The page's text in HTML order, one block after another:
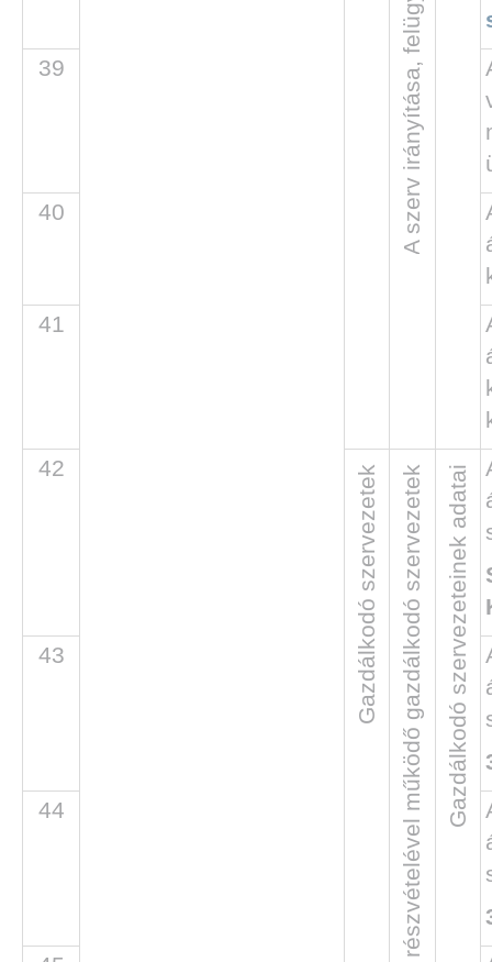
39
40
41
42
Gazdálkodó szervezetek Gazdálkodó szervezeteinek adatai
43
44